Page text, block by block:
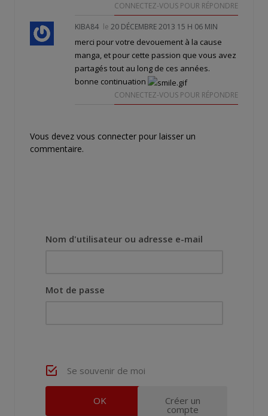
CONNECTEZ-VOUS POUR RÉPONDRE
KIBA84 le 20 DÉCEMBRE 2013 15 H 06 MIN
merci pour votre devouement à la cause
manga, et pour cette passion que vous avez
partagés tout au long de ces années.
bonne continuation
CONNECTEZ-VOUS POUR RÉPONDRE
Vous devez vous connecter pour laisser un
commentaire.
Nom d'utilisateur ou adresse e-mail
Mot de passe
Se souvenir de moi
Créer un
compte